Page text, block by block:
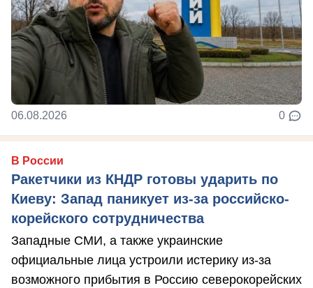
06.08.2026 0
В России
Ракетчики из КНДР готовы ударить по
Киеву: Запад паникует из-за российско-
корейского сотрудничества
Западные СМИ, а также украинские
официальные лица устроили истерику из-за
возможного прибытия в Россию северокорейских